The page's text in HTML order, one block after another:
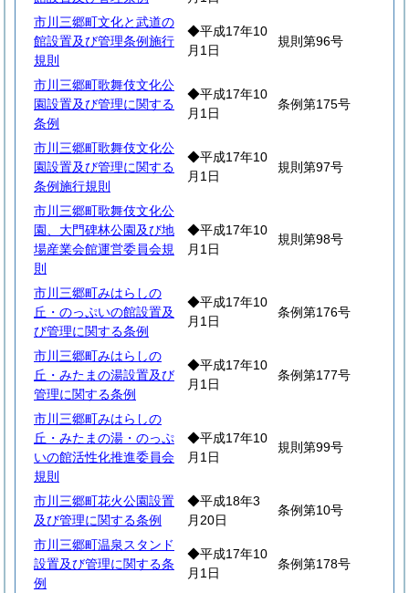
市川三郷町文化と武道の
館設置及び管理条例施行
規則
◆平成17年10
月1日
規則第96号
市川三郷町歌舞伎文化公
園設置及び管理に関する
条例
◆平成17年10
月1日
条例第175号
市川三郷町歌舞伎文化公
園設置及び管理に関する
条例施行規則
◆平成17年10
月1日
規則第97号
市川三郷町歌舞伎文化公
園、大門碑林公園及び地
場産業会館運営委員会規
則
◆平成17年10
月1日
規則第98号
市川三郷町みはらしの
丘・のっぷいの館設置及
び管理に関する条例
◆平成17年10
月1日
条例第176号
市川三郷町みはらしの
丘・みたまの湯設置及び
管理に関する条例
◆平成17年10
月1日
条例第177号
市川三郷町みはらしの
丘・みたまの湯・のっぷ
いの館活性化推進委員会
規則
◆平成17年10
月1日
規則第99号
市川三郷町花火公園設置
及び管理に関する条例
◆平成18年3
月20日
条例第10号
市川三郷町温泉スタンド
設置及び管理に関する条
例
◆平成17年10
月1日
条例第178号